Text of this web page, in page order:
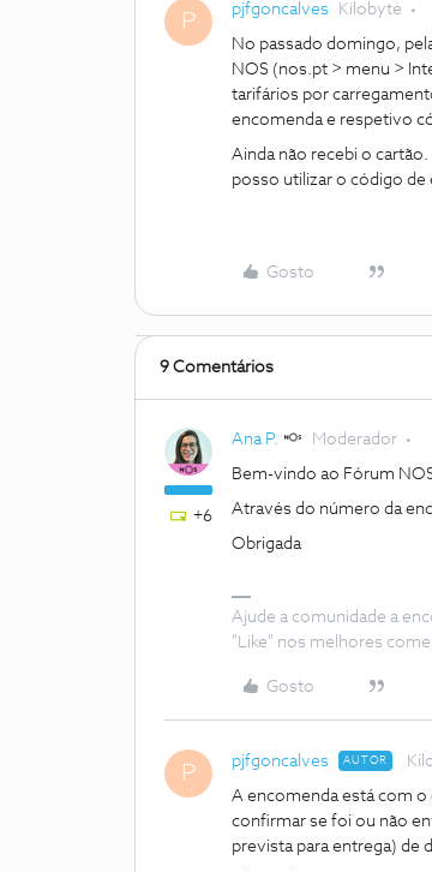
P pjfgoncalves Kilobyte
No passado domingo,
NOS (nos.pt > menu >
tarifários por
encomenda e respetivo
Ainda não recebi o
posso utilizar o código de
Gosto
9 Comentários
+6
Ana P. Moderador
Bem-vindo ao Fórum
Através do número da
Obrigada
Ajude a comunidade a
"Like" nos melhores
Gosto
P pjfgoncalves AUTOR
A encomenda está com
confirmar se foi ou não
prevista para entrega) de